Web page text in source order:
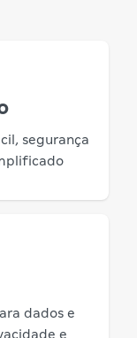
segurança
dados e
e